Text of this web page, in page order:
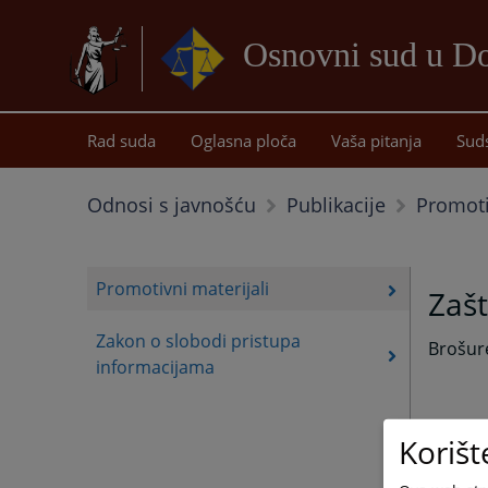
Osnovni sud u
Rad suda Oglasna ploča Vaša pitanja
Odnosi s javnošću Publikacije
Promotivni materijali
Zakon o slobodi pristupa
informacijama